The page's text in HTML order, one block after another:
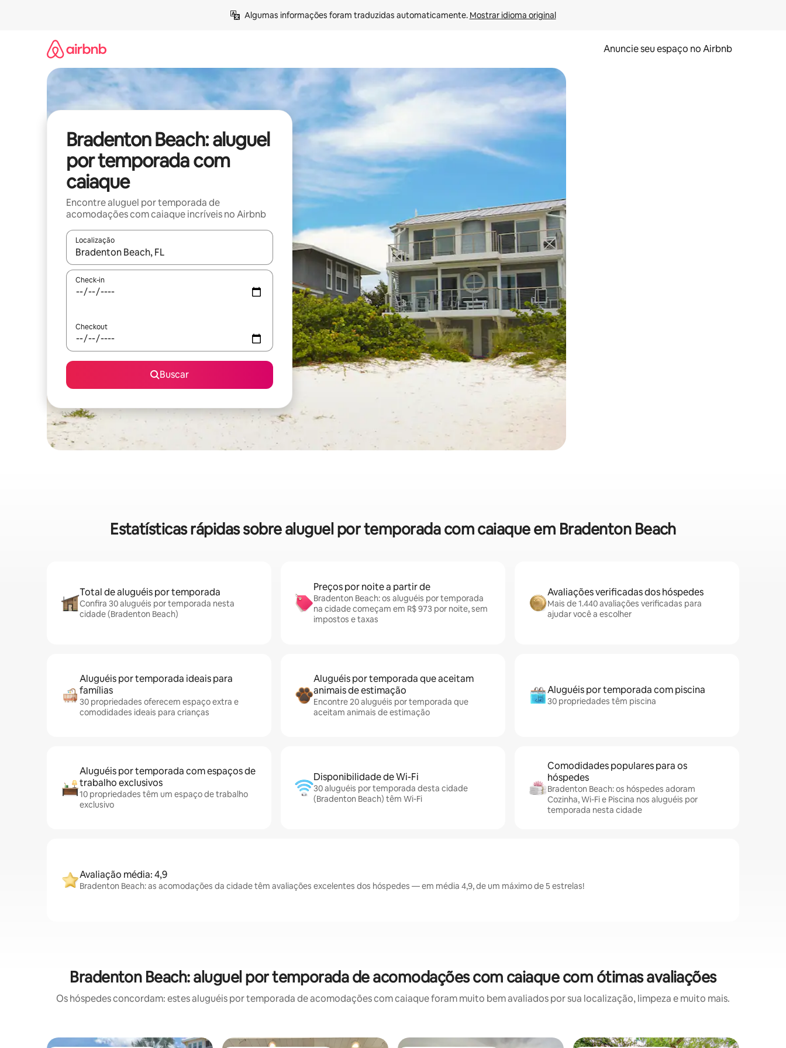
Algumas informações foram traduzidas automaticamente. Mostrar idioma original
Anuncie seu espaço no Airbnb
Bradenton Beach: aluguel
por temporada com
caiaque
Encontre aluguel por temporada de
acomodações com caiaque incríveis no Airbnb
Localização
Quando os resultados estiverem disponíveis, explore-os usando as seta para cima e para baixo do teclado ou tocando e deslizando o dedo na tela.
Check-in
Checkout
Buscar
Estatísticas rápidas sobre aluguel por temporada com caiaque em Bradenton Beach
Total de aluguéis por temporada
Confira 30 aluguéis por temporada nesta
cidade (Bradenton Beach)
Preços por noite a partir de
Bradenton Beach: os aluguéis por temporada
na cidade começam em R$ 973 por noite, sem
impostos e taxas
Avaliações verificadas dos hóspedes
Mais de 1.440 avaliações verificadas para
ajudar você a escolher
Aluguéis por temporada ideais para
famílias
30 propriedades oferecem espaço extra e
comodidades ideais para crianças
Aluguéis por temporada que aceitam
animais de estimação
Encontre 20 aluguéis por temporada que
aceitam animais de estimação
Aluguéis por temporada com piscina
30 propriedades têm piscina
Aluguéis por temporada com espaços de
trabalho exclusivos
10 propriedades têm um espaço de trabalho
exclusivo
Disponibilidade de Wi-Fi
30 aluguéis por temporada desta cidade
(Bradenton Beach) têm Wi-Fi
Comodidades populares para os
hóspedes
Bradenton Beach: os hóspedes adoram
Cozinha, Wi-Fi e Piscina nos aluguéis por
temporada nesta cidade
Avaliação média: 4,9
Bradenton Beach: as acomodações da cidade têm avaliações excelentes dos hóspedes — em média 4,9, de um máximo de 5 estrelas!
Bradenton Beach: aluguel por temporada de acomodações com caiaque com ótimas avaliações
Os hóspedes concordam: estes aluguéis por temporada de acomodações com caiaque foram muito bem avaliados por sua localização, limpeza e muito mais.